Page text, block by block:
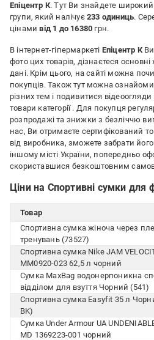
Епіцентр К. Тут Ви знайдете широкий
групи, який налічує 233 одиниць.
цінамивід 1 до 16380 грн.
В інтернет-гіпермаркеті Епіцентр КВи
фото цих товарів, дізнаєтеся основні
дані. Крім цього, на сайті можна
покупців. Також тут можна
різних тем і подивитися
товари категорії . Для покупця
розпродажі та знижки з безліччю
нас, Ви отримаєте сертифікований
від виробника, зможете забрати
іншому місті України, попередньо
скориставшися безкоштовним
Ціни на Спортивні сумки для
Товар
Спортивна сумка жіноча через
тренувань (73527)
Спортивна сумка Nike JAM
MM0920-023 62,5 л чорний
Сумка MaxBag водонерпоникна
відділом для взуття Чорний (541)
Спортивна сумка Easyfit 35 л
BK)
Сумка Under Armour UA
MD 1369223-001 чорний